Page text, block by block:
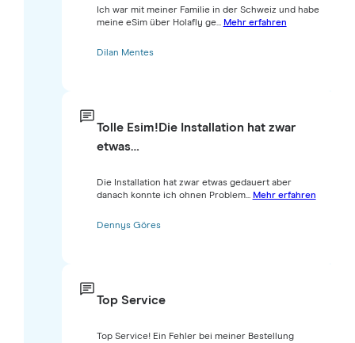
Ich war mit meiner Familie in der Schweiz und habe
meine eSim über Holafly ge... Mehr erfahren
Dilan Mentes
Tolle Esim!Die Installation hat zwar
etwas…
Die Installation hat zwar etwas gedauert aber
danach konnte ich ohnen Problem... Mehr erfahren
Dennys Göres
Top Service
Top Service! Ein Fehler bei meiner Bestellung